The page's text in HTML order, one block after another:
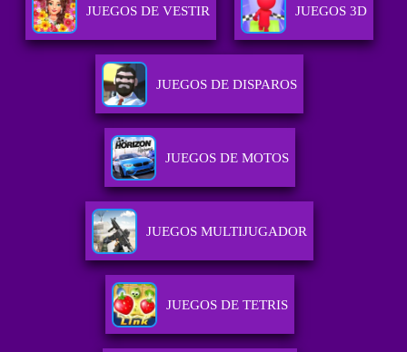
JUEGOS DE VESTIR JUEGOS 3D
JUEGOS DE DISPAROS
JUEGOS DE MOTOS
JUEGOS MULTIJUGADOR
JUEGOS DE TETRIS